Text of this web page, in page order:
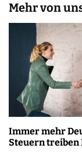
Mehr von
Immer mehr
Steuern treiben